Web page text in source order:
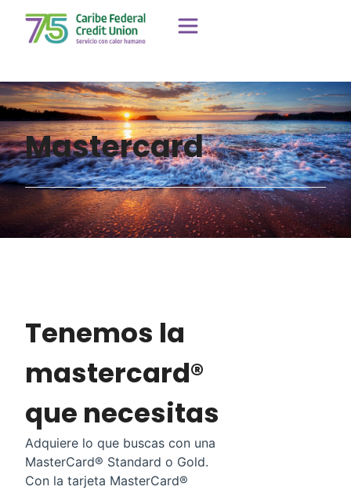
Mastercard
Tenemos la
mastercard®
que necesitas
Adquiere lo que buscas con una
MasterCard® Standard o Gold.
Con la tarjeta MasterCard®